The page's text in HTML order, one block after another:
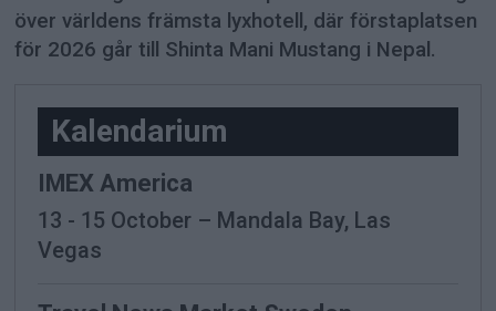
över världens främsta lyxhotell, där förstaplatsen
för 2026 går till Shinta Mani Mustang i Nepal.
Kalendarium
IMEX America
13 - 15 October – Mandala Bay, Las
Vegas